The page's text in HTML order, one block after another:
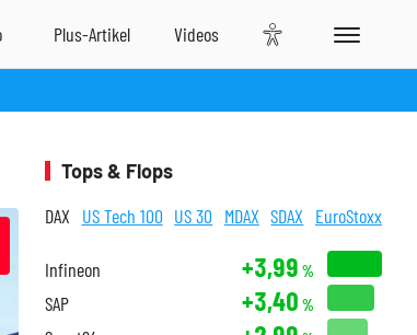
Tops & Flops
DAX US Tech 100 US 30 MDAX SDAX EuroStoxx
Infineon +3,99 %
SAP +3,40 %